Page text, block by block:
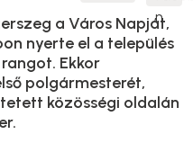
a Város Napját,
nyerte el a település
Ekkor
polgármesterét,
közösségi oldalán